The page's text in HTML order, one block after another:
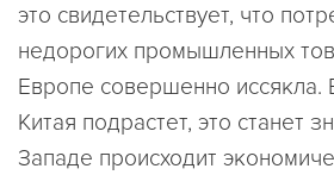
это свидетельствует, что
недорогих промышленных
Европе совершенно
Китая подрастет, это станет
Западе происходит